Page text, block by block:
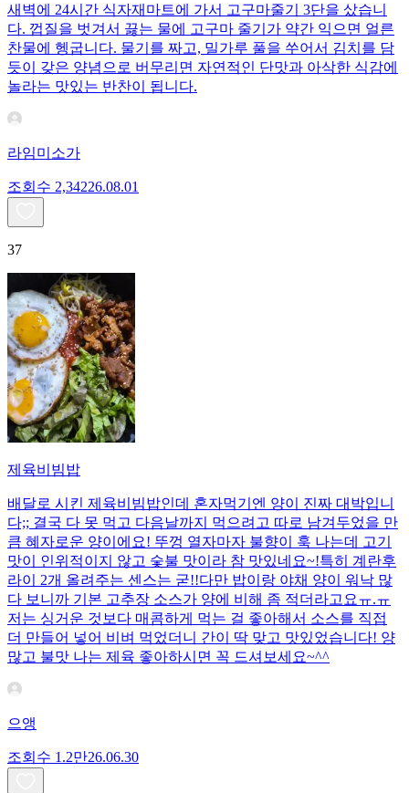
새벽에 24시간 식자재마트에 가서 고구마줄기 3단을 샀습니
다. 껍질을 벗겨서 끓는 물에 고구마 줄기가 약간 익으면 얼른
찬물에 헹굽니다. 물기를 짜고, 밀가루 풀을 쑤어서 김치를 담
듯이 갖은 양념으로 버무리면 자연적인 단맛과 아삭한 식감에
놀라는 맛있는 반찬이 됩니다.
라임미소가
조회수 2,34226.08.01
37
제육비빔밥
배달로 시킨 제육비빔밥인데 혼자먹기엔 양이 진짜 대박입니
다;; 결국 다 못 먹고 다음날까지 먹으려고 따로 남겨두었을 만
큼 혜자로운 양이에요! 뚜껑 열자마자 불향이 훅 나는데 고기
맛이 인위적이지 않고 숯불 맛이라 참 맛있네요~!특히 계란후
라이 2개 올려주는 센스는 굳!! ​다만 밥이랑 야채 양이 워낙 많
다 보니까 기본 고추장 소스가 양에 비해 좀 적더라고요ㅠ.ㅠ
저는 싱거운 것보다 매콤하게 먹는 걸 좋아해서 소스를 직접
더 만들어 넣어 비벼 먹었더니 간이 딱 맞고 맛있었습니다! 양
많고 불맛 나는 제육 좋아하시면 꼭 드셔보세요~^^
으앵
조회수 1.2만26.06.30